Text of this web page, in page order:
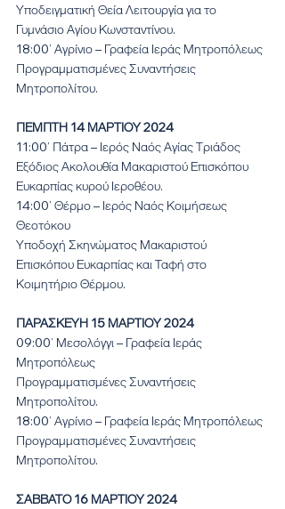
Υποδειγματική Θεία Λειτουργία για το
Γυμνάσιο Αγίου Κωνσταντίνου.
18:00’ Αγρίνιο – Γραφεία Ιεράς Μητροπόλεως
Προγραμματισμένες Συναντήσεις
Μητροπολίτου.
ΠΕΜΠΤΗ 14 ΜΑΡΤΙΟΥ 2024
11:00’ Πάτρα – Ιερός Ναός Αγίας Τριάδος
Εξόδιος Ακολουθία Μακαριστού Επισκόπου
Ευκαρπίας κυρού Ιεροθέου.
14:00’ Θέρμο – Ιερός Ναός Κοιμήσεως
Θεοτόκου
Υποδοχή Σκηνώματος Μακαριστού
Επισκόπου Ευκαρπίας και Ταφή στο
Κοιμητήριο Θέρμου.
ΠΑΡΑΣΚΕΥΗ 15 ΜΑΡΤΙΟΥ 2024
09:00’ Μεσολόγγι – Γραφεία Ιεράς
Μητροπόλεως
Προγραμματισμένες Συναντήσεις
Μητροπολίτου.
18:00’ Αγρίνιο – Γραφεία Ιεράς Μητροπόλεως
Προγραμματισμένες Συναντήσεις
Μητροπολίτου.
ΣΑΒΒΑΤΟ 16 ΜΑΡΤΙΟΥ 2024